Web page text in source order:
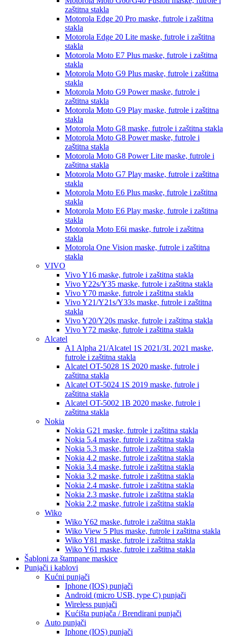
zaštitna stakla
Motorola Edge 20 Pro maske, futrole i zaštitna
stakla
Motorola Edge 20 Lite maske, futrole i zaštitna
stakla
Motorola Moto E7 Plus maske, futrole i zaštitna
stakla
Motorola Moto G9 Plus maske, futrole i zaštitna
stakla
Motorola Moto G9 Powermaske, futrole i
zaštitna stakla
Motorola Moto G9 Play maske, futrole i zaštitna
stakla
Motorola Moto G8 maske, futrole i zaštitna stakla
Motorola Moto G8 Powermaske, futrole i
zaštitna stakla
Motorola Moto G8 Power Lite maske, futrole i
zaštitna stakla
Motorola Moto G7 Play maske, futrole i zaštitna
stakla
Motorola Moto E6 Plus maske, futrole i zaštitna
stakla
Motorola Moto E6 Play maske, futrole i zaštitna
stakla
Motorola Moto E6i maske, futrole i zaštitna
stakla
Motorola One Vision maske, futrole i zaštitna
stakla
VIVO
Vivo Y16 maske, futrole i zaštitna stakla
Vivo Y22s/Y35 maske, futrole i zaštitna stakla
Vivo Y70 maske, futrole i zaštitna stakla
Vivo Y21/Y21s/Y33s maske, futrole i zaštitna
stakla
Vivo Y20/Y20s maske, futrole i zaštitna stakla
Vivo Y72 maske, futrole i zaštitna stakla
Alcatel
A1 Alpha 21/Alcatel 1S 2021/3L 2021 maske,
futrole i zaštitna stakla
Alcatel OT-5028 1S 2020 maske, futrole i
zaštitna stakla
Alcatel OT-5024 1S 2019 maske, futrole i
zaštitna stakla
Alcatel OT-5002 1B 2020 maske, futrole i
zaštitna stakla
Nokia
Nokia G21 maske, futrole i zaštitna stakla
Nokia 5.4 maske, futrole i zaštitna stakla
Nokia 5.3 maske, futrole i zaštitna stakla
Nokia 4.2 maske, futrole i zaštitna stakla
Nokia 3.4 maske, futrole i zaštitna stakla
Nokia 3.2 maske, futrole i zaštitna stakla
Nokia 2.4 maske, futrole i zaštitna stakla
Nokia 2.3 maske, futrole i zaštitna stakla
Nokia 2.2 maske, futrole i zaštitna stakla
Wiko
Wiko Y62 maske, futrole i zaštitna stakla
Wiko View 5 Plus maske, futrole i zaštitna stakla
Wiko Y81 maske, futrole i zaštitna stakla
Wiko Y61 maske, futrole i zaštitna stakla
Šabloni za štampane maskice
Punjači i kablovi
Kućni punjači
Iphone (IOS) punjači
Android (micro USB, type C) punjači
Wireless punjači
Kućišta punjača / Brendirani punjači
Auto punjači
Iphone (IOS) punjači